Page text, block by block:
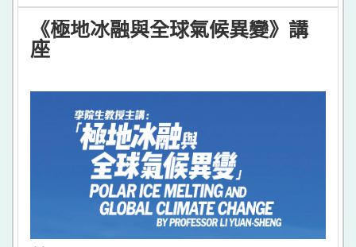
《極地冰融與全球氣候異變》講
座